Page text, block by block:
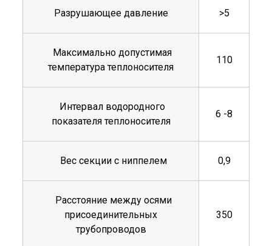
Разрушающее давление >5
Максимально допустимая
температура теплоносителя
110
Интервал водородного
показателя теплоносителя
6 -8
Вес секции с ниппелем 0,9
Расстояние между осями
присоединительных
трубопроводов
350